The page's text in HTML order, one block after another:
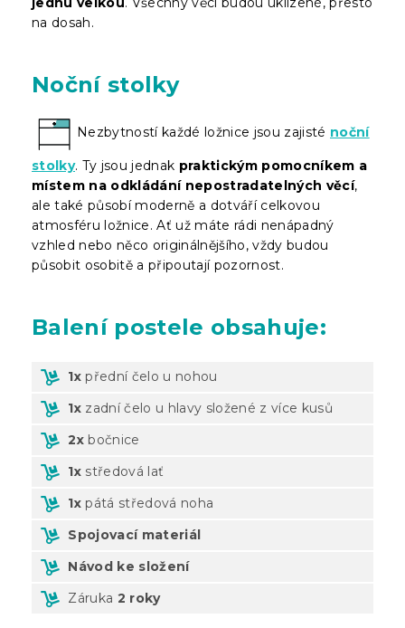
na dosah.
Noční stolky
Nezbytností každé ložnice jsou zajisté noční
stolky. Ty jsou jednak praktickým pomocníkem a
místem na odkládání nepostradatelných věcí,
ale také působí moderně a dotváří celkovou
atmosféru ložnice. Ať už máte rádi nenápadný
vzhled nebo něco originálnějšího, vždy budou
působit osobitě a připoutají pozornost.
Balenípostele obsahuje:
1x přední čelo u nohou
1x zadní čelo u hlavy složené z více kusů
2x bočnice
1x středová lať
1x pátá středová noha
Spojovací materiál
Návod ke složení
Záruka 2 roky